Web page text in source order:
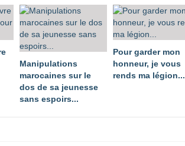
Manipulations
marocaines sur le
dos de sa jeunesse
sans espoirs...
Pour garder mon
honneur, je vous
rends ma légion...